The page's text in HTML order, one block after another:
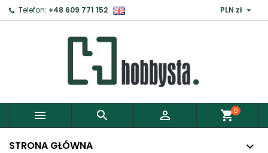
Telefon: +48 609 771 152 PLN zł 
   shopping_cart0
STRONA GŁÓWNA